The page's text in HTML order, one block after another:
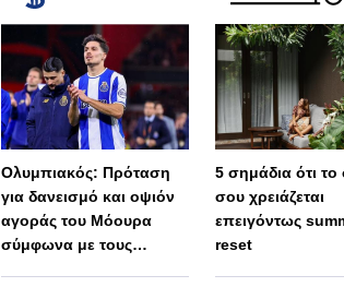
Ολυμπιακός: Πρόταση
για δανεισμό και οψιόν
αγοράς του Μόουρα
σύμφωνα με τους
5 σημάδια ότι το
σου χρειάζεται
επειγόντως
reset